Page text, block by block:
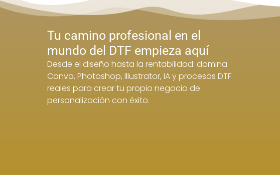
Tu camino profesional en el
mundo del DTF empieza aquí
Desde el diseño hasta la rentabilidad: domina
Canva, Photoshop, Illustrator, IA y procesos DTF
reales para crear tu propio negocio de
personalización con éxito.